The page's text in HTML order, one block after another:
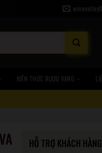
KIẾN THỨC RƯỢU VANG
HỖ TRỢ KHÁCH HÀNG